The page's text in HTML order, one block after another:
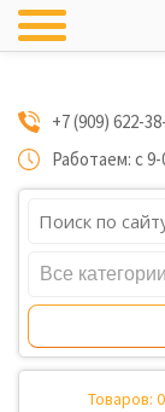
+7 (909) 622-
Работаем: с
Товаров: